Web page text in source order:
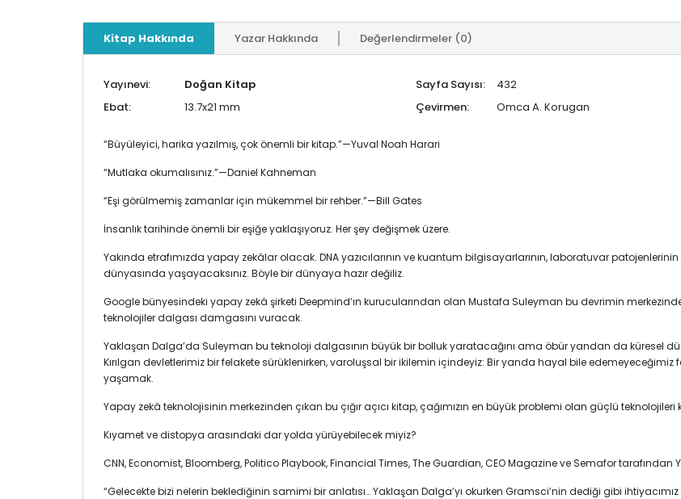
Kitap Hakkında Yazar Hakkında Değerlendirmeler (0)
Yayınevi: Doğan Kitap Sayfa Sayısı: 432
Ebat:
13.7x21 mm Çevirmen: Omca A. Korugan
“Büyüleyici, harika yazılmış, çok önemli bir kitap.”—Yuval Noah Harari
“Mutlaka okumalısınız.”—Daniel Kahneman
“Eşi görülmemiş zamanlar için mükemmel bir rehber.”—Bill Gates
İnsanlık tarihinde önemli bir eşiğe yaklaşıyoruz. Her şey değişmek üzere.
Yakında etrafımızda yapay zekâlar olacak. DNA yazıcılarının ve kuantum bilgisayarlarının, laboratuvar
dünyasında yaşayacaksınız. Böyle bir dünyaya hazır değiliz.
Google bünyesindeki yapay zekâ şirketi Deepmind’ın kurucularından olan Mustafa Suleyman bu devrimin
teknolojiler dalgası damgasını vuracak.
Yaklaşan Dalga’da Suleyman bu teknoloji dalgasının büyük bir bolluk yaratacağını ama öbür yandan da küresel
Kırılgan devletlerimiz bir felakete sürüklenirken, varoluşsal bir ikilemin içindeyiz: Bir yanda hayal bile
yaşamak.
Yapay zekâ teknolojisinin merkezinden çıkan bu çığır açıcı kitap, çağımızın en büyük problemi olan güçlü
Kıyamet ve distopya arasındaki dar yolda yürüyebilecek miyiz?
CNN, Economist, Bloomberg, Politico Playbook, Financial Times, The Guardian, CEO Magazine ve Semafor tarafından
“Gelecekte bizi nelerin beklediğinin samimi bir anlatısı… Yaklaşan Dalga’yı okurken Gramsci’nin dediği gibi